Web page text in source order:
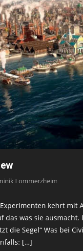
Lommerzheim
kehrt mit
das was sie
die Segel“ Was bei
[…]